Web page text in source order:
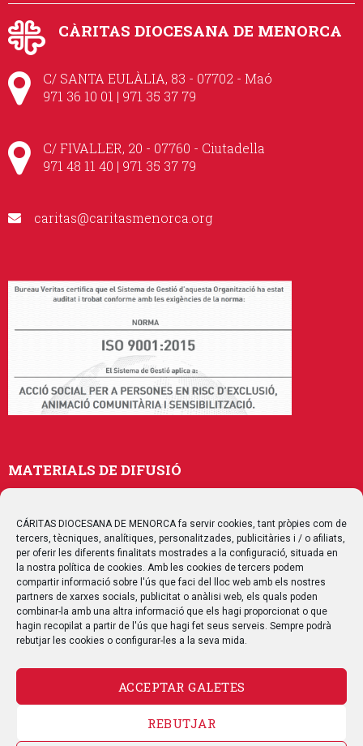
CÁRITAS DIOCESANA DE MENORCA fa servir cookies, tant pròpies com de
tercers, tècniques, analítiques, personalitzades, publicitàries i / o afiliats,
per oferir les diferents finalitats mostrades a la configuració, situada en
la nostra política de cookies. Amb les cookies de tercers podem
compartir informació sobre l'ús que faci del lloc web amb els nostres
partners de xarxes socials, publicitat o anàlisi web, els quals poden
combinar-la amb una altra informació que els hagi proporcionat o que
hagin recopilat a partir de l'ús que hagi fet seus serveis. Sempre podrà
rebutjar les cookies o configurar-les a la seva mida.
ACCEPTAR GALETES
REBUTJAR
CÀRITAS DIOCESANA DE MENORCA
C/ SANTA EULÀLIA, 83 - 07702 - Maó
971 36 10 01 | 971 35 37 79
C/ FIVALLER, 20 - 07760 - Ciutadella
971 48 11 40 | 971 35 37 79
caritas@caritasmenorca.org
MATERIALS DE DIFUSIÓ
Publicacions
Multimedia
SEGUEIX-NOS
POLÍTICA DE PRIVACITAT